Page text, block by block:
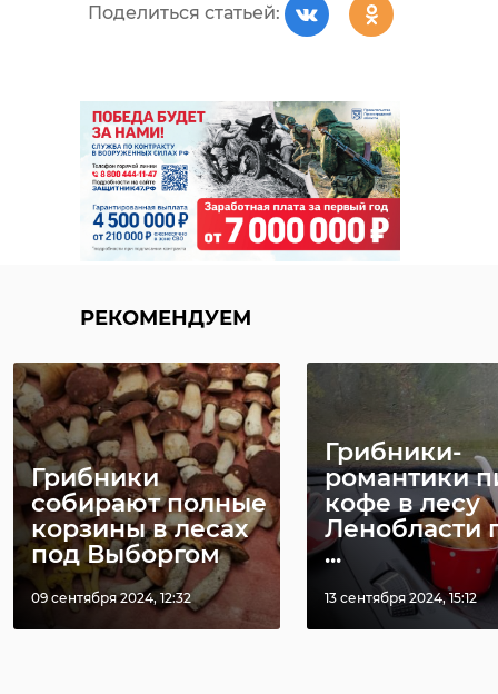
Поделиться статьей:
РЕКОМЕНДУЕМ
Грибники
собирают полные
корзины в лесах
под Выборгом
09 сентября 2024, 12:32
Грибники-
романтики
кофе в лесу
Ленобласти
...
13 сентября 2024, 15:12